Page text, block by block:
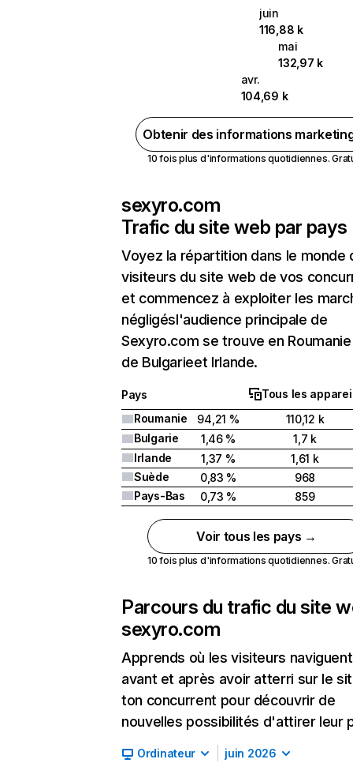
juin
116,88 k
mai
132,97 k
avr.
104,69 k
Obtenir des informations
10 fois plus d'informations quotidiennes.
sexyro.com
Trafic du site web par pays
Voyez la répartition dans le monde
visiteurs du site web de vos
et commencez à exploiter les
négligésl'audience principale de
Sexyro.com se trouve en
de Bulgarieet Irlande.
Pays
Tous les
Roumanie
94,21 %
110,12 k
Bulgarie
1,46 %
1,7 k
Irlande
1,37 %
1,61 k
Suède
0,83 %
968
Pays-Bas
0,73 % 859
Voir tous les pays →
10 fois plus d'informations quotidiennes.
Parcours du trafic du site
sexyro.com
Apprends où les visiteurs naviguent
avant et après avoir atterri sur le
ton concurrent pour découvrir de
nouvelles possibilités d'attirer leur
Ordinateur juin 2026